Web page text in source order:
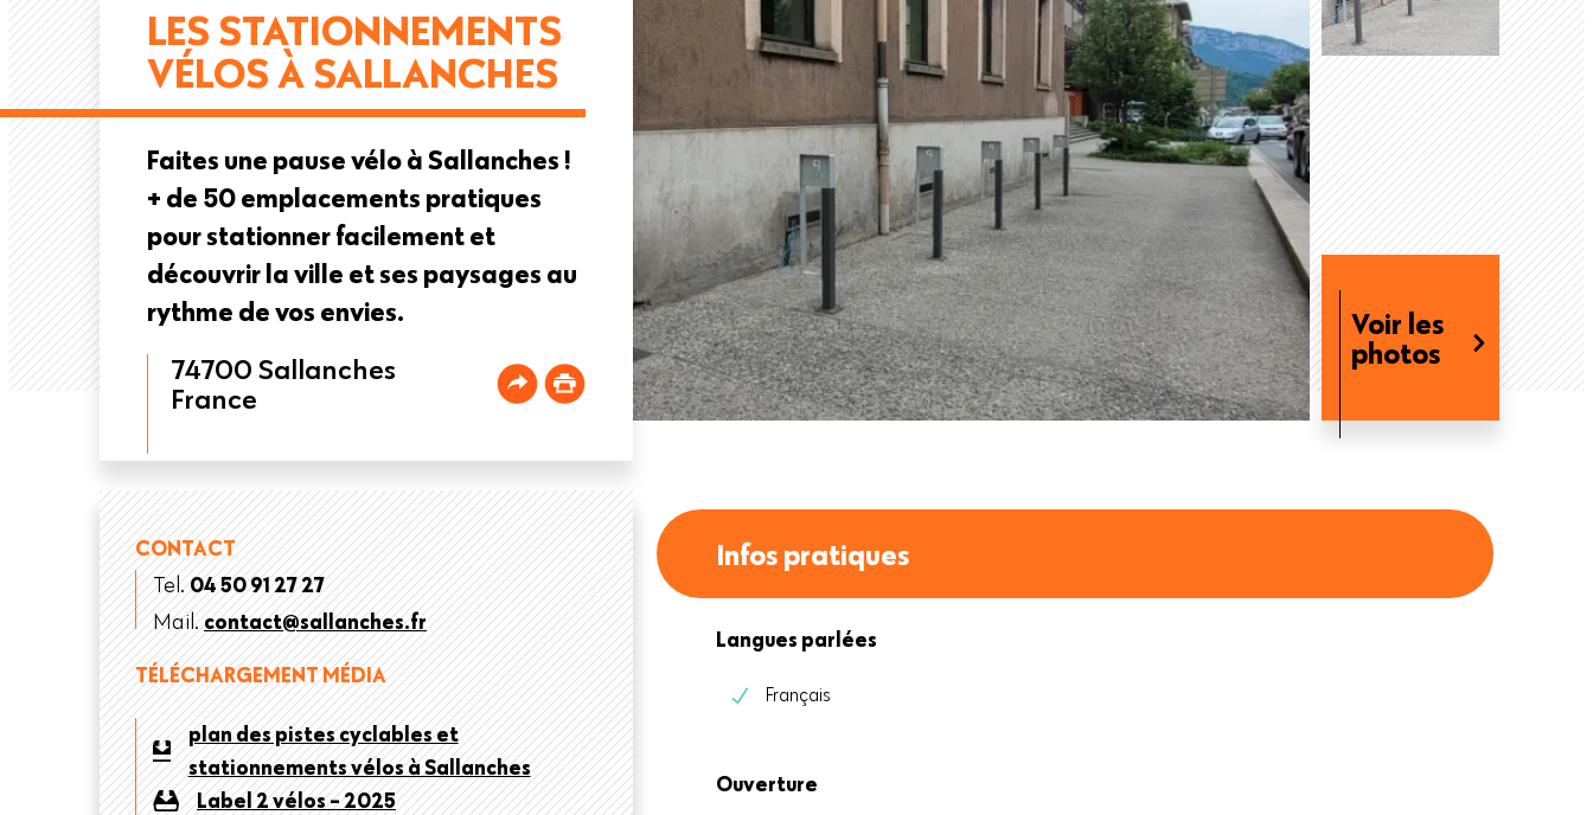
Voir les
photos
LES STATIONNEMENTS
VÉLOS À SALLANCHES
Faites une pause vélo à Sallanches !
+ de 50 emplacements pratiques
pour stationner facilement et
découvrir la ville et ses paysages au
rythme de vos envies.
74700 Sallanches
France
CONTACT
Tel.04 50 91 27 27
Mail.contact@sallanches.fr
TÉLÉCHARGEMENT MÉDIA
plan des pistes cyclables et
stationnements vélos à Sallanches
Label 2 vélos - 2025
Infos pratiques
Langues parlées
Français
Ouverture